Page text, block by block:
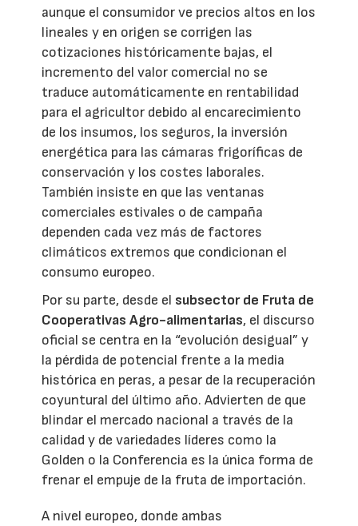
aunque el consumidor ve precios altos en los
lineales y en origen se corrigen las
cotizaciones históricamente bajas, el
incremento del valor comercial no se
traduce automáticamente en rentabilidad
para el agricultor debido al encarecimiento
de los insumos, los seguros, la inversión
energética para las cámaras frigoríficas de
conservación y los costes laborales.
También insiste en que las ventanas
comerciales estivales o de campaña
dependen cada vez más de factores
climáticos extremos que condicionan el
consumo europeo.
Por su parte, desde el subsector de Fruta de
Cooperativas Agro-alimentarias, el discurso
oficial se centra en la “evolución desigual” y
la pérdida de potencial frente a la media
histórica en peras, a pesar de la recuperación
coyuntural del último año. Advierten de que
blindar el mercado nacional a través de la
calidad y de variedades líderes como la
Golden o la Conferencia es la única forma de
frenar el empuje de la fruta de importación.
A nivel europeo, donde ambas